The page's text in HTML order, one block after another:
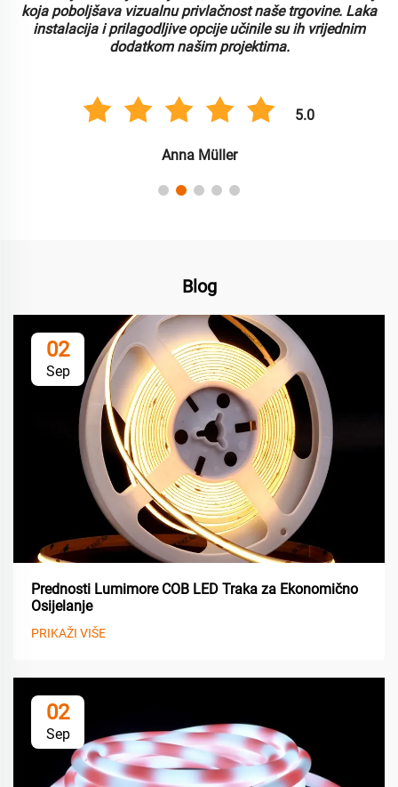
koja poboljšava vizualnu privlačnost naše trgovine. Laka
instalacija i prilagodljive opcije učinile su ih vrijednim
dodatkom našim projektima.
5.0
Anna Müller
Blog
02
Sep
Prednosti Lumimore COB LED Traka za Ekonomično
Osijelanje
PRIKAŽI VIŠE
02
Sep